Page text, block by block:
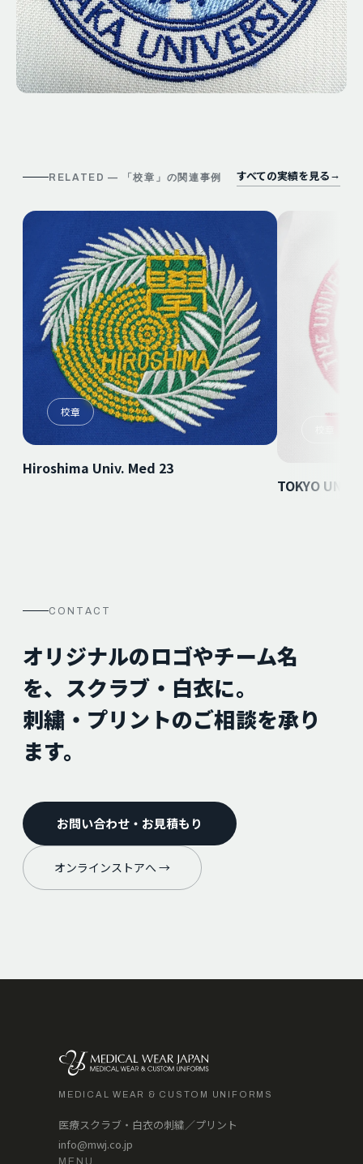
RELATED — 「校章 」の関連事例 すべての実績を見る →
校章
Hiroshima Univ. Med 23
TOKYO
CONTACT
オリジナルのロゴやチーム名
を、スクラブ・白衣に。
刺繍・プリントのご相談を承り
ます。
お問い合わせ・お見積もり
オンラインストアへ →
MEDICAL WEAR & CUSTOM UNIFORMS
医療スクラブ・白衣の刺繍／プリント
info@mwj.co.jp
MENU